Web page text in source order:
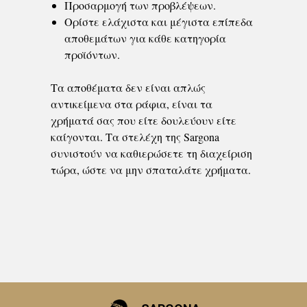
Προσαρμογή των προβλέψεων.
Ορίστε ελάχιστα και μέγιστα επίπεδα
αποθεμάτων για κάθε κατηγορία
προϊόντων.
Τα αποθέματα δεν είναι απλώς
αντικείμενα στα ράφια, είναι τα
χρήματά σας που είτε δουλεύουν είτε
καίγονται. Τα στελέχη της Sargona
συνιστούν να καθιερώσετε τη διαχείριση
τώρα, ώστε να μην σπαταλάτε χρήματα.